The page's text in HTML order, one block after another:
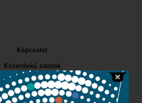
Kapcsolat
Közérdekű adatok
Sajtószoba
Adatvédelem